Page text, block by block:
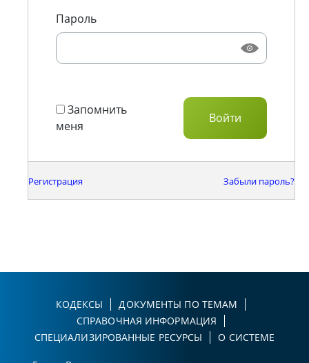
Пароль
Запомнить
меня
Регистрация Забыли пароль?
КОДЕКСЫ
ДОКУМЕНТЫ ПО ТЕМАМ
СПРАВОЧНАЯ ИНФОРМАЦИЯ
СПЕЦИАЛИЗИРОВАННЫЕ РЕСУРСЫ
О СИСТЕМЕ